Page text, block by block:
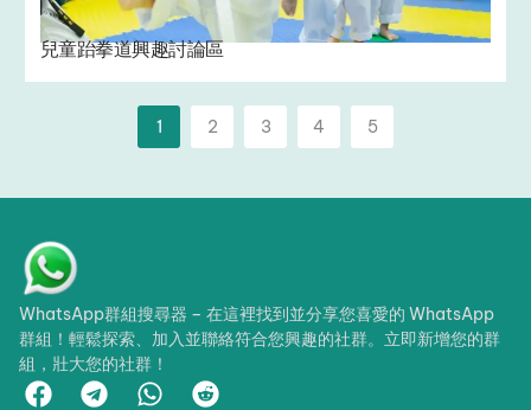
兒童跆拳道興趣討論區
1 2 3 4 5
WhatsApp群組搜尋器 – 在這裡找到並分享您喜愛的 WhatsApp
群組！輕鬆探索、加入並聯絡符合您興趣的社群。立即新增您的群
組，壯大您的社群！